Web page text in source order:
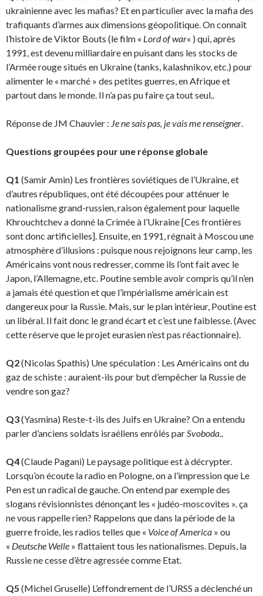
ukrainienne avec les mafias? Et en particulier avec la mafia des
trafiquants d’armes aux dimensions géopolitique. On connaît
l’histoire de Viktor Bouts (le film « Lord of war« ) qui, après
1991, est devenu milliardaire en pui­sant dans les stocks de
l’Armée rouge situés en Ukraine (tanks, kalashnikov, etc.) pour
alimenter le « marché » des petites guerres, en Afrique et
partout dans le monde. Il n’a pas pu faire ça tout seul..
Réponse de JM Chauvier : Je ne sais pas, je vais me renseigner.
Questions groupées pour une réponse globale
Q1 (Samir Amin) Les frontières soviétiques de l’Ukraine, et
d’autres républiques, ont été décou­pées pour atténuer le
nationalisme grand-russien, raison également pour laquelle
Khrouchtchev a donné la Crimée à l’Ukraine [Ces frontières
sont donc artificielles]. Ensuite, en 1991, régnait à Moscou une
atmosphère d’illusions : puisque nous rejoignons leur camp, les
Américains vont nous redresser, comme ils l’ont fait avec le
Japon, l’Allemagne, etc. Poutine semble avoir compris qu’il n’en
a jamais été question et que l’impérialisme américain est
dangereux pour la Russie. Mais, sur le plan intérieur, Poutine est
un libéral. Il fait donc le grand écart et c’est une faiblesse. (Avec
cette réserve que le projet eurasien n’est pas réactionnaire).
Q2(Nicolas Spathis) Une spéculation : Les Américains ont du
gaz de schiste : auraient-ils pour but d’empêcher la Russie de
vendre son gaz?
Q3(Yasmina) Reste-t-ils des Juifs en Ukraine? On a entendu
parler d’anciens soldats israéliens enrôlés parSvoboda..
Q4(Claude Pagani) Le paysage politique est à décrypter.
Lorsqu’on écoute la radio en Pologne, on a l’impression que Le
Pen est un radical de gauche. On entend par exemple des
slogans révi­sionnistes dénonçant les « judéo-moscovites ». ça
ne vous rappelle rien? Rappelons que dans la période de la
guerre froide, les radios telles que « Voice of America » ou
« Deutsche Welle » flat­taient tous les nationalismes. Depuis, la
Russie ne cesse d’être agressée comme Etat.
Q5 (Michel Gruselle) L’effondrement de l’URSS a déclenché un